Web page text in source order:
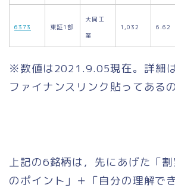
6373 東証1部
大同工
業
1,032 6.62
※数値は2021.9.05現在。詳細
ファイナンスリンク貼ってある
上記の6銘柄は，先にあげた「
のポイント」＋「自分の理解で